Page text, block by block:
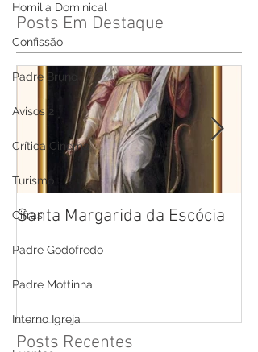
Homilia Dominical
Confissão
Padre Bruno
Avisos 2
Crítica Cinema
Turismo
Cifras
Padre Godofredo
Padre Mottinha
Interno Igreja
Posts Em Destaque
Santa Margarida da Escócia
Posts Recentes